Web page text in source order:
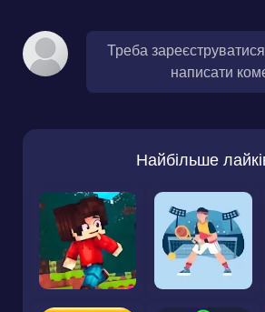
Треба
написати
Найбільше